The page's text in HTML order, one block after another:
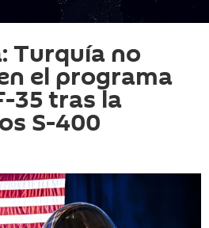
Turquía no
el programa
35 tras la
S-400